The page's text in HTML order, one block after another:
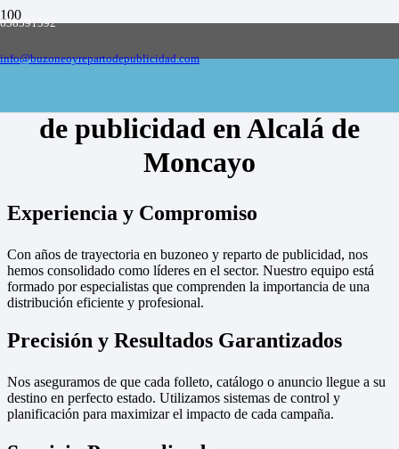
658591592
info@buzoneoyrepartodepublicidad.com
Empresa de buzoneo y reparto de publicidad
de publicidad en Alcalá de
Moncayo
Experiencia y Compromiso
Con años de trayectoria en buzoneo y reparto de publicidad, nos
hemos consolidado como líderes en el sector. Nuestro equipo está
formado por especialistas que comprenden la importancia de una
distribución eficiente y profesional.
Precisión y Resultados Garantizados
Nos aseguramos de que cada folleto, catálogo o anuncio llegue a su
destino en perfecto estado. Utilizamos sistemas de control y
planificación para maximizar el impacto de cada campaña.